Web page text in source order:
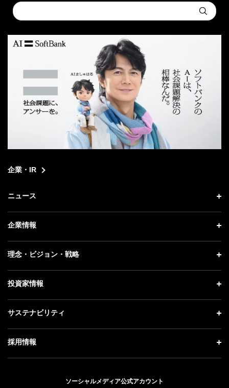
Conduct
a
Submit
企業・IR
ニュース
ニュース トップ
プレスリリース
更新情報
企業情報
企業情報 トップ
社長メッセージ
事業紹介
理念・ビジョン・戦略
理念・ビジョン・戦略 トップ
成長戦略「Activate AI for Society」
人材戦略
投資家情報
投資家情報 トップ
経営方針
サステナビリティ
サステナビリティ トップ
トップメッセージ
ESG方針・体制
採用情報
ソーシャルメディア公式アカウント